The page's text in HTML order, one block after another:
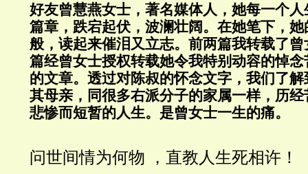
好友曾慧燕女士，著名媒体人，她每一个
篇章，跌宕起伏，波澜壮阔。在她笔下，
般，读起来催泪又立志。前两篇我转载了
篇经曾女士授权转载她令我特别动容的悼
的文章。透过对陈叔的怀念文字，我们了
其母亲，同很多右派分子的家属一样，历
悲惨而短暂的人生。是曾女士一生的痛。
问世间情为何物 ，直教人生死相许！